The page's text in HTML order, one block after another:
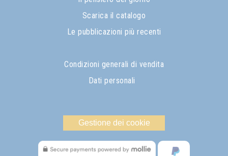
Scarica il catalogo
Le pubblicazioni più recenti
Condizioni generali di vendita
Dati personali
Gestione dei cookie